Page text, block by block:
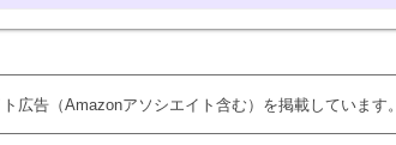
広告（Amazonアソシエイト含む）を掲載しています。